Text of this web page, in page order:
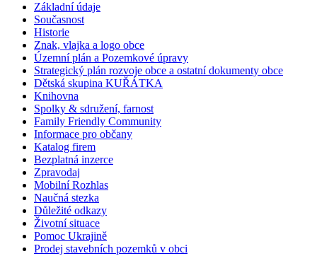
Základní údaje
Současnost
Historie
Znak, vlajka a logo obce
Územní plán a Pozemkové úpravy
Strategický plán rozvoje obce a ostatní dokumenty obce
Dětská skupina KUŘÁTKA
Knihovna
Spolky & sdružení, farnost
Family Friendly Community
Informace pro občany
Katalog firem
Bezplatná inzerce
Zpravodaj
Mobilní Rozhlas
Naučná stezka
Důležité odkazy
Životní situace
Pomoc Ukrajině
Prodej stavebních pozemků v obci